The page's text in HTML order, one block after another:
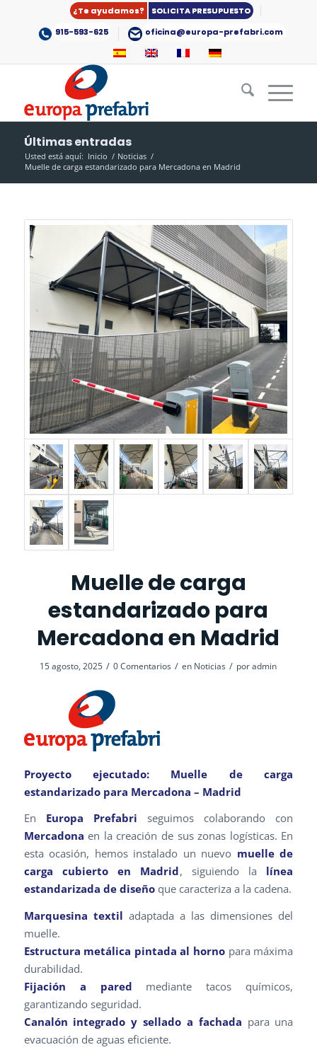
¿Te ayudamos?
SOLICITA PRESUPUESTO
915-593-625
oficina@europa-prefabri.com
Últimas entradas
Usted está aquí: Inicio / Noticias /
Muelle de carga estandarizado para Mercadona en Madrid
Muelle de carga
estandarizado para
Mercadona en Madrid
15 agosto, 2025 / 0 Comentarios / en Noticias / poradmin
Proyecto ejecutado: Muelle de carga
estandarizado para Mercadona – Madrid
En Europa Prefabri seguimos colaborando con
Mercadona en la creación de sus zonas logísticas. En
esta ocasión, hemos instalado un nuevo muelle de
carga cubierto en Madrid, siguiendo la línea
estandarizada de diseñoque caracteriza a la cadena.
Marquesina textil adaptada a las dimensiones del
muelle.
Estructura metálica pintada al horno para máxima
durabilidad.
Fijación a pared mediante tacos químicos,
garantizando seguridad.
Canalón integrado y sellado a fachada para una
evacuación de aguas eficiente.